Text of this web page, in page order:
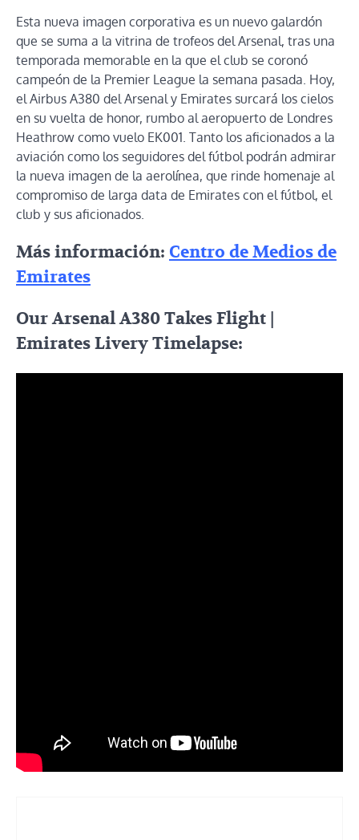
Esta nueva imagen corporativa es un nuevo galardón
que se suma a la vitrina de trofeos del Arsenal, tras una
temporada memorable en la que el club se coronó
campeón de la Premier League la semana pasada. Hoy,
el Airbus A380 del Arsenal y Emirates surcará los cielos
en su vuelta de honor, rumbo al aeropuerto de Londres
Heathrow como vuelo EK001. Tanto los aficionados a la
aviación como los seguidores del fútbol podrán admirar
la nueva imagen de la aerolínea, que rinde homenaje al
compromiso de larga data de Emirates con el fútbol, ​​el
club y sus aficionados.
Más información: Centro de Medios de
Emirates
Our Arsenal A380 Takes Flight |
Emirates Livery Timelapse: